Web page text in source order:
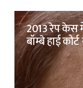
2013 रेप केस
बॉम्बे हाई